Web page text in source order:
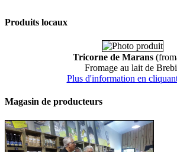
Produits locaux
Tricorne de Marans
Fromage au lait de
Plus d'information en
Magasin de producteurs